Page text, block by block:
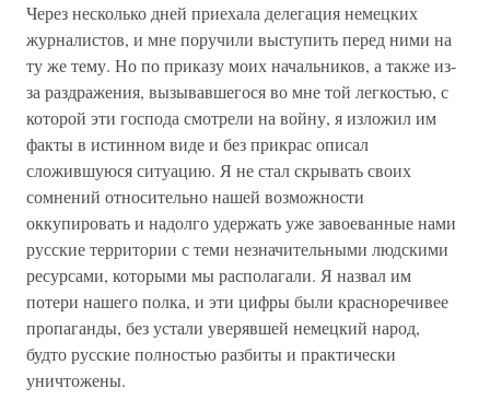
Через несколько дней приехала делегация немецких
журналистов, и мне поручили выступить перед ними на
ту же тему. Но по приказу моих начальников, а также из-
за раздражения, вызывавшегося во мне той легкостью, с
которой эти господа смотрели на войну, я изложил им
факты в истинном виде и без прикрас описал
сложившуюся ситуацию. Я не стал скрывать своих
сомнений относительно нашей возможности
оккупировать и надолго удержать уже завоеванные нами
русские территории с теми незначительными людскими
ресурсами, которыми мы располагали. Я назвал им
потери нашего полка, и эти цифры были красноречивее
пропаганды, без устали уверявшей немецкий народ,
будто русские полностью разбиты и практически
уничтожены.